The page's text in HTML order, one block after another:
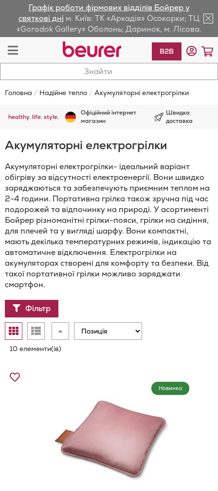
Графік роботи фірмових відділів Бойрер у
святкові дні м. Київ: ТК «Аркадія» Осокорки; ТЦ
«Gorodok Gallery» Оболонь; Даринок, м. Лісова.
Toggle
Nav
B2B
Головна Надійне тепло Акумуляторні електрогрілки
healthy. life. style.
Офіційний інтернет
магазин
Швидка
доставка
Акумуляторні електрогрілки
Акумуляторні електрогрілки- ідеальний варіант
обігріву за відсутності електроенергії. Вони швидко
заряджаються та забезпечують приємним теплом на
2-4 години. Портативна грілка також зручна під час
подорожей та відпочинку на природі. У асортименті
Бойрер різноманітні грілки-пояси, грілки на сидіння,
для плечей та у вигляді шарфу. Вони компактні,
мають декілька температурних режимів, індикацію та
автоматичне відключення. Електрогрілки на
акумуляторах створені для комфорту та безпеки. Від
такої портативної грілки можливо заряджати
смартфон.
Відобразити
як
ТаблицяСписок Сортувати
10 елементи(ів)
Новинка
Додати
Фільтр